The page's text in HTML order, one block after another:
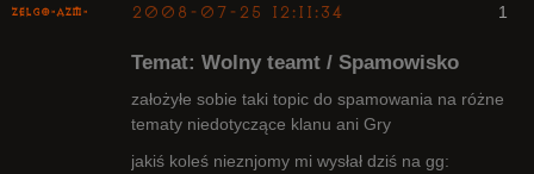
1
ZelgO-AZM- 2008-07-25 12:11:34
Temat: Wolny teamt / Spamowisko
założyłe sobie taki topic do spamowania na różne
tematy niedotyczące klanu ani Gry
jakiś koleś nieznjomy mi wysłał dziś na gg: